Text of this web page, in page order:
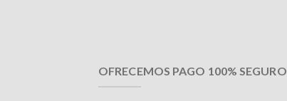
OFRECEMOS PAGO 100% SEGURO